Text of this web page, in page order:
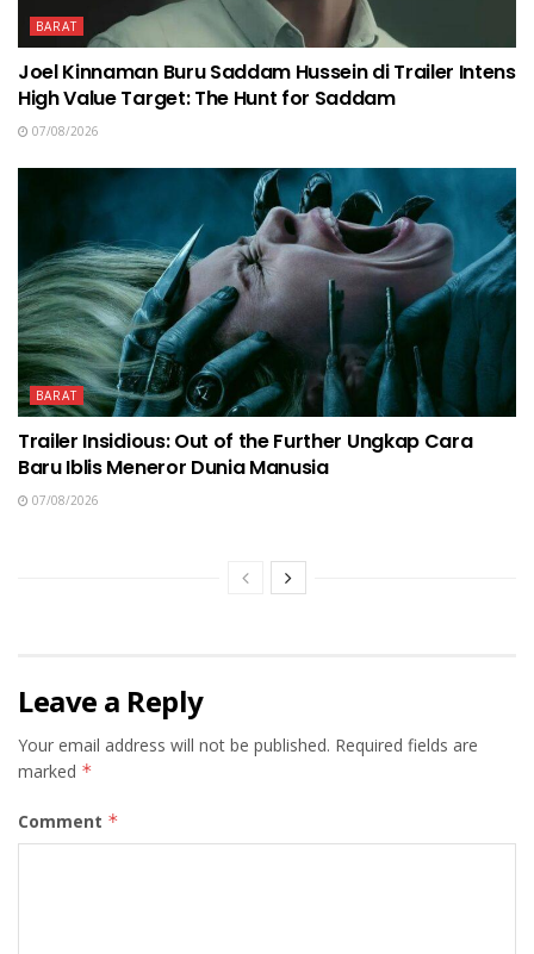
BARAT
Joel Kinnaman Buru Saddam Hussein di Trailer Intens
High Value Target: The Hunt for Saddam
07/08/2026
BARAT
Trailer Insidious: Out of the Further Ungkap Cara
Baru Iblis Meneror Dunia Manusia
07/08/2026
Leave a Reply
Your email address will not be published. Required fields are
marked *
Comment *